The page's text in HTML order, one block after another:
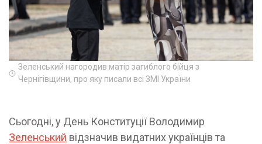
Зеленський нагородив матір загиблого бійця з
Чернігівщини, про яку писали всі ЗМІ України
Сьогодні, у День Конституції Володимир
Зеленський відзначив видатних українців та